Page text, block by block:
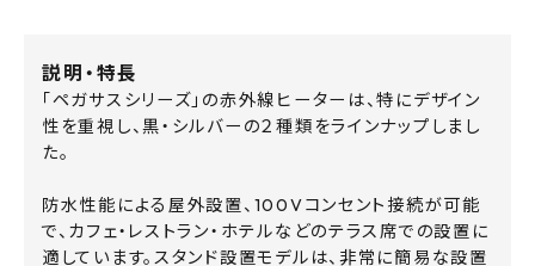
説明・特長
「ペガサスシリーズ」の赤外線ヒーターは、特にデザイン
性を重視し、黒・シルバーの２種類をラインナップしまし
た。
防水性能による屋外設置、100Vコンセント接続が可能
で、カフェ・レストラン・ホテルなどのテラス席での設置に
適しています。スタンド設置モデルは、非常に簡易な設置